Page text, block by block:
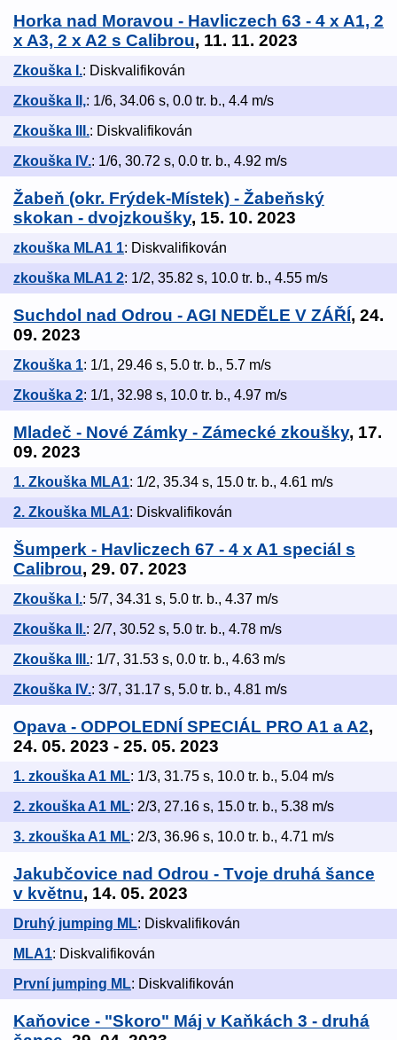
Horka nad Moravou - Havliczech 63 - 4 x A1, 2
x A3, 2 x A2 s Calibrou, 11. 11. 2023
Zkouška I.: Diskvalifikován
Zkouška II,: 1/6, 34.06 s, 0.0 tr. b., 4.4 m/s
Zkouška III.: Diskvalifikován
Zkouška IV.: 1/6, 30.72 s, 0.0 tr. b., 4.92 m/s
Žabeň (okr. Frýdek-Místek) - Žabeňský
skokan - dvojzkoušky, 15. 10. 2023
zkouška MLA1 1: Diskvalifikován
zkouška MLA1 2: 1/2, 35.82 s, 10.0 tr. b., 4.55 m/s
Suchdol nad Odrou - AGI NEDĚLE V ZÁŘÍ, 24.
09. 2023
Zkouška 1: 1/1, 29.46 s, 5.0 tr. b., 5.7 m/s
Zkouška 2: 1/1, 32.98 s, 10.0 tr. b., 4.97 m/s
Mladeč - Nové Zámky - Zámecké zkoušky, 17.
09. 2023
1. Zkouška MLA1: 1/2, 35.34 s, 15.0 tr. b., 4.61 m/s
2. Zkouška MLA1: Diskvalifikován
Šumperk - Havliczech 67 - 4 x A1 speciál s
Calibrou, 29. 07. 2023
Zkouška I.: 5/7, 34.31 s, 5.0 tr. b., 4.37 m/s
Zkouška II.: 2/7, 30.52 s, 5.0 tr. b., 4.78 m/s
Zkouška III.: 1/7, 31.53 s, 0.0 tr. b., 4.63 m/s
Zkouška IV.: 3/7, 31.17 s, 5.0 tr. b., 4.81 m/s
Opava - ODPOLEDNÍ SPECIÁL PRO A1 a A2,
24. 05. 2023 - 25. 05. 2023
1. zkouška A1 ML: 1/3, 31.75 s, 10.0 tr. b., 5.04 m/s
2. zkouška A1 ML: 2/3, 27.16 s, 15.0 tr. b., 5.38 m/s
3. zkouška A1 ML: 2/3, 36.96 s, 10.0 tr. b., 4.71 m/s
Jakubčovice nad Odrou - Tvoje druhá šance
v květnu, 14. 05. 2023
Druhý jumping ML: Diskvalifikován
MLA1: Diskvalifikován
První jumping ML: Diskvalifikován
Kaňovice - "Skoro" Máj v Kaňkách 3 - druhá